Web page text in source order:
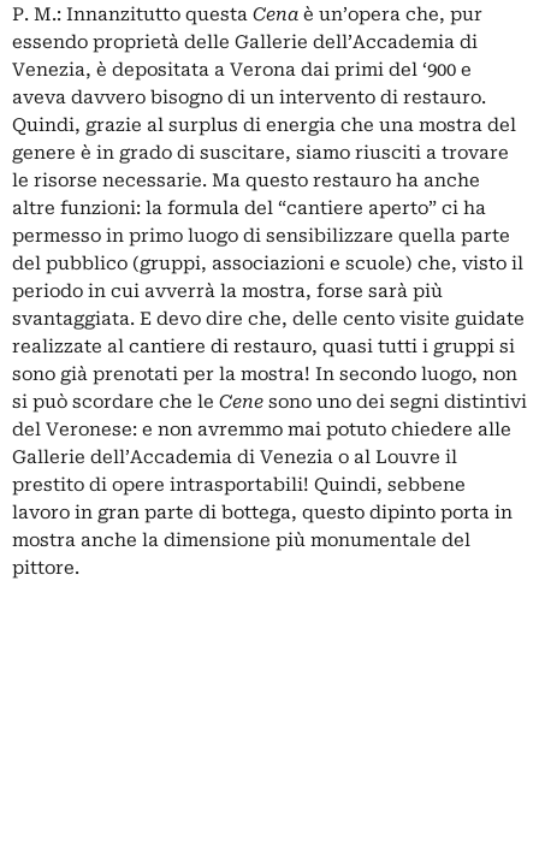
P. M.: Innanzitutto questa Cena è un’opera che, pur
essendo proprietà delle Gallerie dell’Accademia di
Venezia, è depositata a Verona dai primi del ‘900 e
aveva davvero bisogno di un intervento di restauro.
Quindi, grazie al surplus di energia che una mostra del
genere è in grado di suscitare, siamo riusciti a trovare
le risorse necessarie. Ma questo restauro ha anche
altre funzioni: la formula del “cantiere aperto” ci ha
permesso in primo luogo di sensibilizzare quella parte
del pubblico (gruppi, associazioni e scuole) che, visto il
periodo in cui avverrà la mostra, forse sarà più
svantaggiata. E devo dire che, delle cento visite guidate
realizzate al cantiere di restauro, quasi tutti i gruppi si
sono già prenotati per la mostra! In secondo luogo, non
si può scordare che le Cene sono uno dei segni distintivi
del Veronese: e non avremmo mai potuto chiedere alle
Gallerie dell’Accademia di Venezia o al Louvre il
prestito di opere intrasportabili! Quindi, sebbene
lavoro in gran parte di bottega, questo dipinto porta in
mostra anche la dimensione più monumentale del
pittore.